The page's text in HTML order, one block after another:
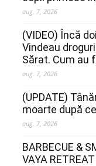
aug. 7, 2026
(VIDEO) Încă
Vindeau
Sărat. Cum au
aug. 7, 2026
(UPDATE)
moarte după
aug. 7, 2026
BARBECUE &
VAYA RETREAT